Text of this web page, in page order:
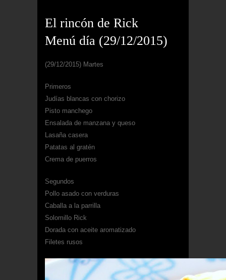
El rincón de Rick
Menú día (29/12/2015)
(29/12/2015) Martes
Primeros
Judías blancas con chorizo
Pisto manchego
Ensalada de manzana y queso
Lasaña casera
Patatas al gratén
Crema de puerros
Segundos
Pollo asado con verduras
Caballa a la parrilla
Solomillo Rick
Dorada con aceite aromatizado
Filetes rusos